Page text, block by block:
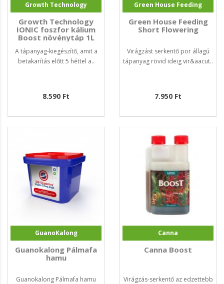
Growth Technology
Growth Technology
IONIC foszfor kálium
Boost növénytáp 1L
A tápanyag-kiegészítő, amit a
betakarítás előtt 5 héttel a..
8.590 Ft
Green House Feeding
Green House Feeding
Short Flowering
Virágzást serkentő por állagú
tápanyag rövid ideig vir&aacut..
7.950 Ft
GuanoKalong
Guanokalong Pálmafa
hamu
Guanokalong Pálmafa hamu
Canna
Canna Boost
Virágzás-serkentő az edzettebb